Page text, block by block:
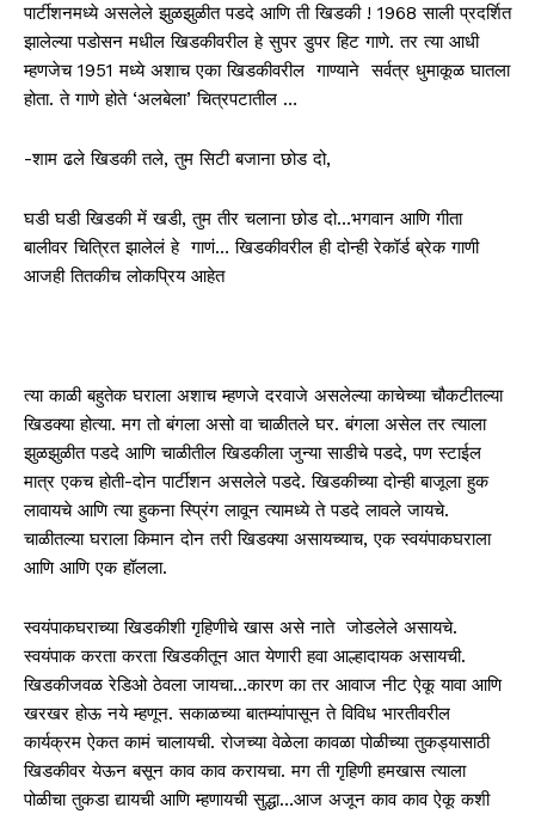
पार्टीशनमध्ये असलेले झुळझुळीत पडदे आणि ती खिडकी ! 1968 साली प्रदर्शित
झालेल्या पडोसन मधील खिडकीवरील हे सुपर डुपर हिट गाणे. तर त्या आधी
म्हणजेच 1951 मध्ये अशाच एका खिडकीवरील गाण्याने सर्वत्र धुमाकूळ घातला
होता. ते गाणे होते ‘अलबेला’ चित्रपटातील …
-शाम ढले खिडकी तले, तुम सिटी बजाना छोड दो,
घडी घडी खिडकी में खडी, तुम तीर चलाना छोड दो…भगवान आणि गीता
बालीवर चित्रित झालेलं हे गाणं… खिडकीवरील ही दोन्ही रेकॉर्ड ब्रेक गाणी
आजही तितकीच लोकप्रिय आहेत
त्या काळी बहुतेक घराला अशाच म्हणजे दरवाजे असलेल्या काचेच्या चौकटीतल्या
खिडक्या होत्या. मग तो बंगला असो वा चाळीतले घर. बंगला असेल तर त्याला
झुळझुळीत पडदे आणि चाळीतील खिडकीला जुन्या साडीचे पडदे, पण स्टाईल
मात्र एकच होती-दोन पार्टीशन असलेले पडदे. खिडकीच्या दोन्ही बाजूला हुक
लावायचे आणि त्या हुकना स्प्रिंग लावून त्यामध्ये ते पडदे लावले जायचे.
चाळीतल्या घराला किमान दोन तरी खिडक्या असायच्याच, एक स्वयंपाकघराला
आणि आणि एक हॉलला.
स्वयंपाकघराच्या खिडकीशी गृहिणीचे खास असे नाते जोडलेले असायचे.
स्वयंपाक करता करता खिडकीतून आत येणारी हवा आल्हादायक असायची.
खिडकीजवळ रेडिओ ठेवला जायचा…कारण का तर आवाज नीट ऐकू यावा आणि
खरखर होऊ नये म्हणून. सकाळच्या बातम्यांपासून ते विविध भारतीवरील
कार्यक्रम ऐकत कामं चालायची. रोजच्या वेळेला कावळा पोळीच्या तुकड्यासाठी
खिडकीवर येऊन बसून काव काव करायचा. मग ती गृहिणी हमखास त्याला
पोळीचा तुकडा द्यायची आणि म्हणायची सुद्धा…आज अजून काव काव ऐकू कशी